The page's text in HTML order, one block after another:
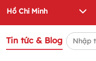
Tin tức & Blog